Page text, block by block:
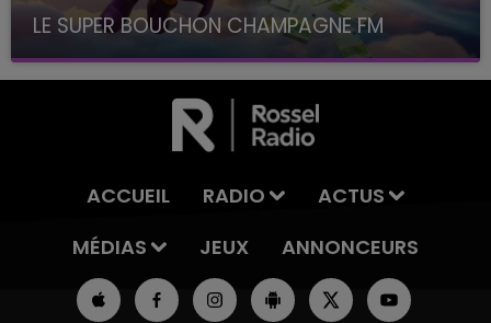
LE SUPER BOUCHON CHAMPAGNE FM
avec La Famille Champagne FM, à 8H10
ACCUEIL RADIO
ACTUS
MÉDIAS
JEUX ANNONCEURS